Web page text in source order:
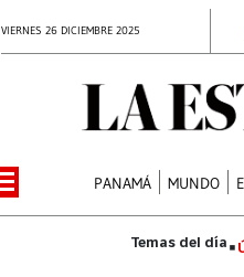
VIERNES 26 DICIEMBRE 2025
PANAMÁ MUNDO